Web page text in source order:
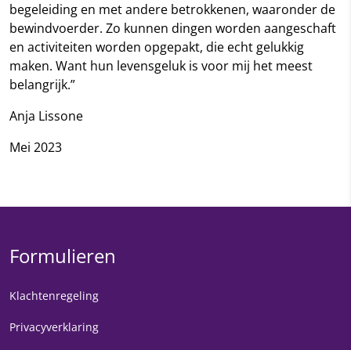
begeleiding en met andere betrokkenen, waaronder de
bewindvoerder. Zo kunnen dingen worden aangeschaft
en activiteiten worden opgepakt, die echt gelukkig
maken. Want hun levensgeluk is voor mij het meest
belangrijk.”
Anja Lissone
Mei 2023
Formulieren
Klachtenregeling
Privacyverklaring